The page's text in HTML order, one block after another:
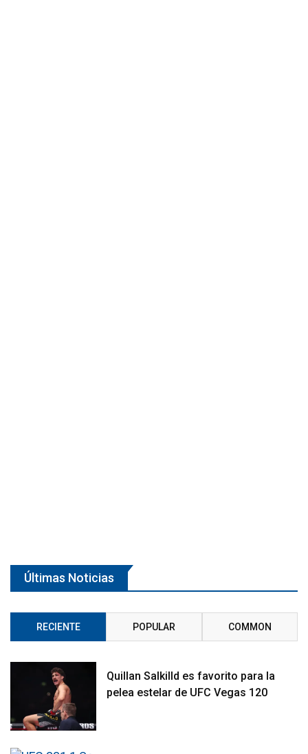
Últimas Noticias
RECIENTE POPULAR COMMON
Quillan Salkilld es favorito para la
pelea estelar de UFC Vegas 120